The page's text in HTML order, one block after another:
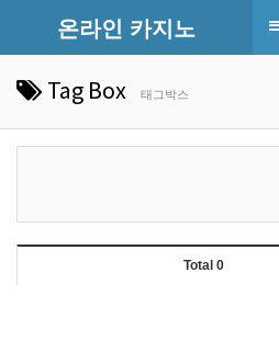
온라인 카지노
Tag Box 태그박스
Total 0